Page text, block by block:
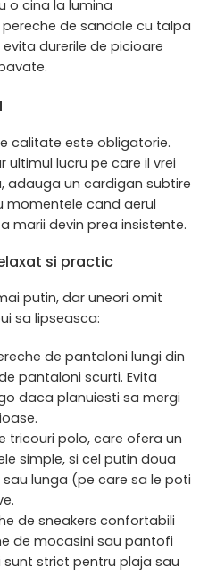
o cina la lumina
de sandale cu talpa
durerile de picioare
calitate este obligatorie.
ultimul lucru pe care il vrei
adauga un cardigan subtire
momentele cand aerul
marii devin prea insistente.
si practic
putin, dar uneori omit
sa lipseasca:
de pantaloni lungi din
pantaloni scurti. Evita
daca planuiesti sa mergi
tricouri polo, care ofera un
simple, si cel putin doua
lunga (pe care sa le poti
de sneakers confortabili
de mocasini sau pantofi
sunt strict pentru plaja sau